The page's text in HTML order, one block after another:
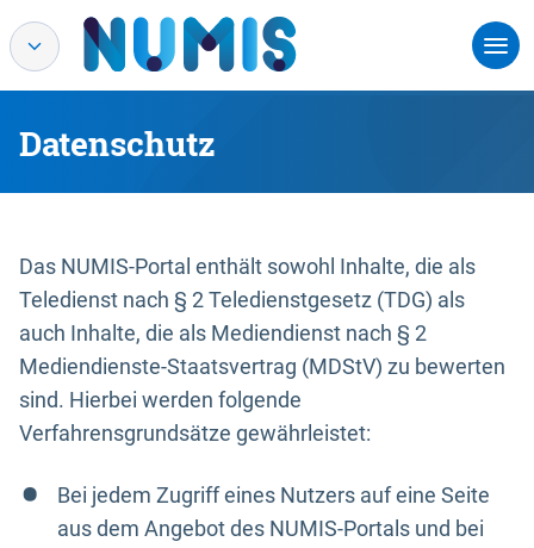
Datenschutz
Das NUMIS-Portal enthält sowohl Inhalte, die als
Teledienst nach § 2 Teledienstgesetz (TDG) als
auch Inhalte, die als Mediendienst nach § 2
Mediendienste-Staatsvertrag (MDStV) zu bewerten
sind. Hierbei werden folgende
Verfahrensgrundsätze gewährleistet:
Bei jedem Zugriff eines Nutzers auf eine Seite
aus dem Angebot des NUMIS-Portals und bei